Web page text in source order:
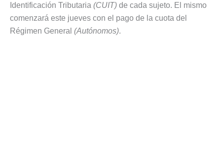
Identificación Tributaria (CUIT) de cada sujeto. El mismo
comenzará este jueves con el pago de la cuota del
Régimen General (Autónomos).